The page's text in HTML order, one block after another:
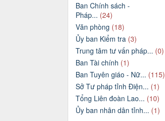
Ban Chính sách -
Pháp... (24)
Văn phòng (18)
Ủy ban Kiểm tra (3)
Trung tâm tư vấn pháp... (0)
Ban Tài chính (1)
Ban Tuyên giáo - Nữ... (115)
Sở Tư pháp tỉnh Điện... (1)
Tổng Liên đoàn Lao... (10)
Ủy ban nhân dân tỉnh... (1)